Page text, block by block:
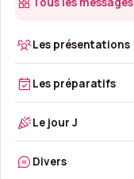
Les présentations
Les préparatifs
Le jour J
Divers